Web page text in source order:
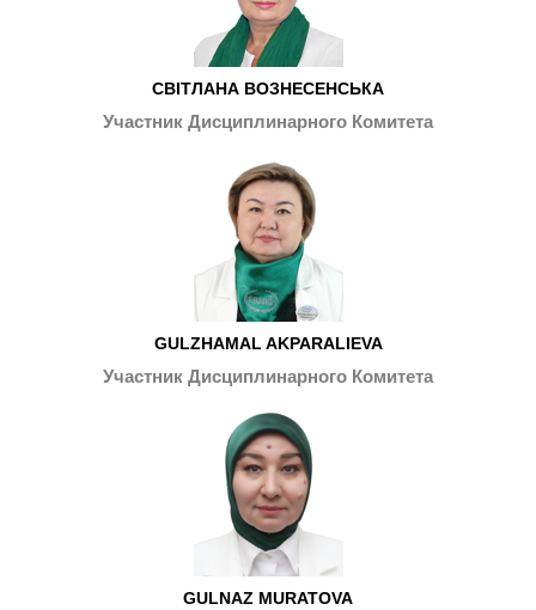
СВІТЛАНА ВОЗНЕСЕНСЬКА
Участник Дисциплинарного Комитета
GULZHAMAL AKPARALIEVA
Участник Дисциплинарного Комитета
GULNAZ MURATOVA